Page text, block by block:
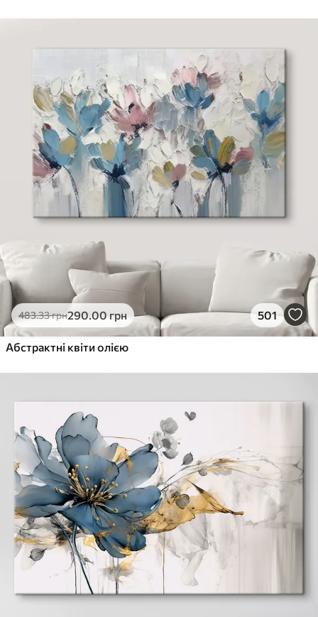
483.33грн290.00грн 501
Абстрактні квіти олією